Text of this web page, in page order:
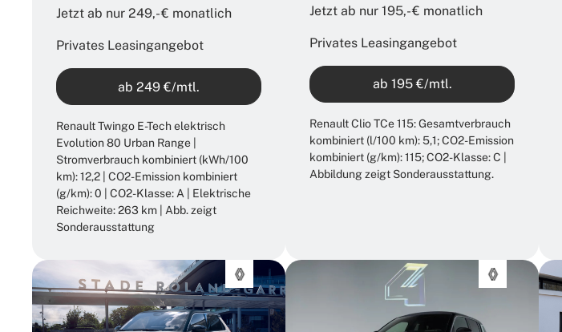
Jetzt ab nur 249,- € monatlich​
Privates Leasingangebot
ab 249 €/mtl.
Renault Twingo E-Tech elektrisch
Evolution 80 Urban Range |
Stromverbrauch kombiniert (kWh/100
km): 12,2 | CO2-Emission kombiniert
(g/km): 0 | CO2-Klasse: A | Elektrische
Reichweite: 263 km | Abb. zeigt
Sonderausstattung
Jetzt ab nur 195,- € monatlich​
Privates Leasingangebot
ab 195 €/mtl.
Renault Clio TCe 115: Gesamtverbrauch
kombiniert (l/100 km): 5,1; CO2-Emission
kombiniert (g/km): 115; CO2-Klasse: C |
Abbildung zeigt Sonderausstattung.